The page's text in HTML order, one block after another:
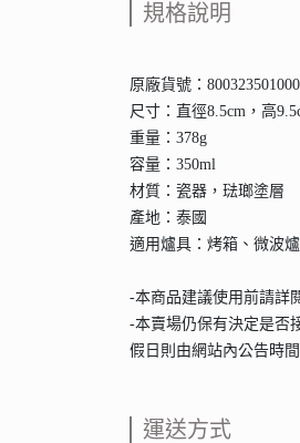
規格說明
原廠貨號：
尺寸：直徑8.5cm，高
重量：378g
容量：350ml
材質：瓷器，琺瑯塗層
產地：泰國
適用爐具：烤箱、微波
-本商品建議使用前請詳
-本賣場仍保有決定是否
假日則由網站內公告時
運送方式